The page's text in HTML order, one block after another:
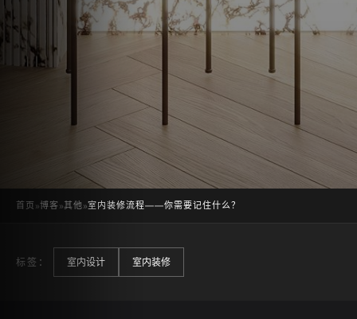
首页 »博客 »其他»室内装修流程——你需要记住什么？
标签： 室内设计 室内装修